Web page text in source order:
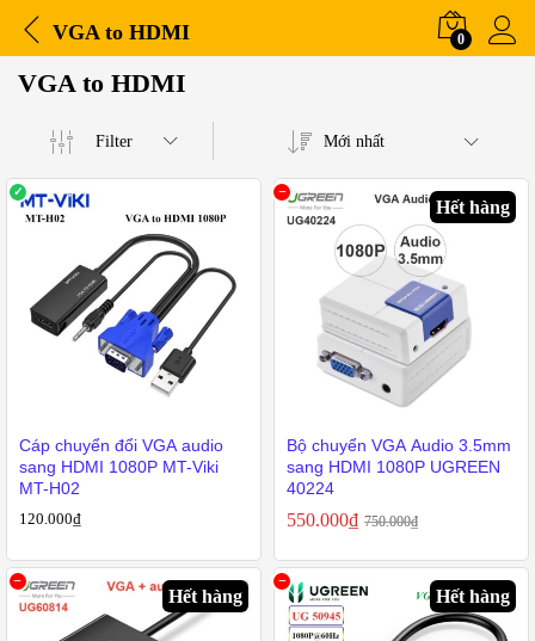
VGA to HDMI 0
VGA to HDMI
Filter Mới nhất
Cáp chuyển đổi VGA audio
sang HDMI 1080P MT-Viki
MT-H02
120.000₫
Hết hàng
Bộ chuyển VGA Audio 3.5mm
sang HDMI 1080P UGREEN
40224
550.000₫ 750.000₫
Hết hàng Hết hàng